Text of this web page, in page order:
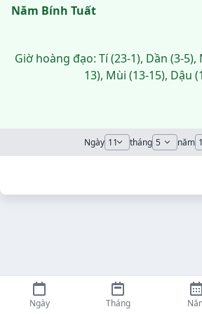
Năm Bính Tuất
Giờ hoàng đạo: Tí (23-1), Dần (3-5),
13), Mùi (13-15), Dậu
Ngày tháng năm
Ngày Tháng